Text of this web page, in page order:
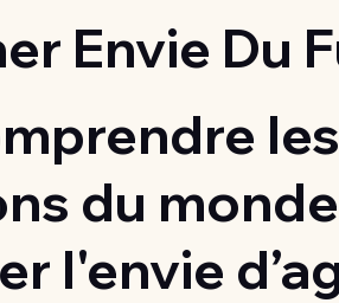
Envie Du
les
du
l'envie